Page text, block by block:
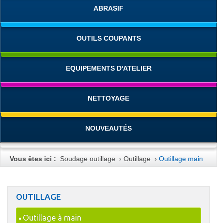
ABRASIF
OUTILS COUPANTS
EQUIPEMENTS D'ATELIER
NETTOYAGE
NOUVEAUTÉS
Vous êtes ici : Soudage outillage ›Outillage ›Outillage main
OUTILLAGE
Outillage à main